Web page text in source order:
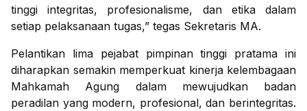
tinggi integritas, profesionalisme, dan etika dalam
setiap pelaksanaan tugas,” tegas Sekretaris MA.
Pelantikan lima pejabat pimpinan tinggi pratama ini
diharapkan semakin memperkuat kinerja kelembagaan
Mahkamah Agung dalam mewujudkan badan
peradilan yang modern, profesional, dan berintegritas.